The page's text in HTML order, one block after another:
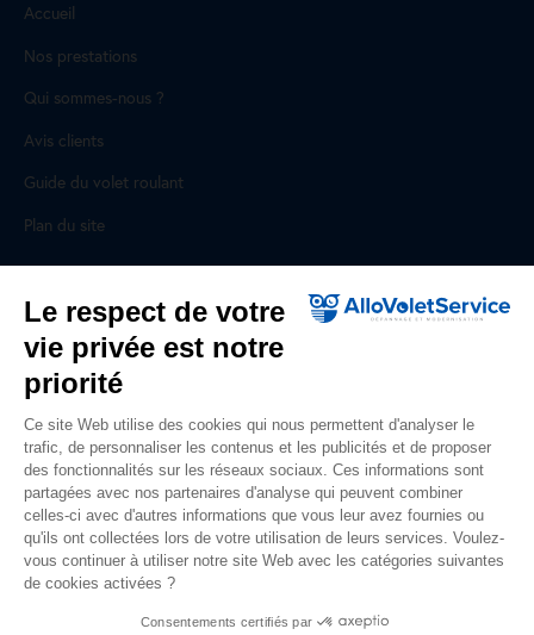
Accueil
Nos prestations
Qui sommes-nous ?
Avis clients
Guide du volet roulant
Plan du site
Pour les professionnels
Professionnels, des prestations ad hoc
Rejoignez un réseau national, nous recrutons !
Liens utiles
Mentions légales
Données personnelles
Le respect de votre
vie privée est notre
priorité
Ce site Web utilise des cookies qui nous permettent d'analyser le
trafic, de personnaliser les contenus et les publicités et de proposer
des fonctionnalités sur les réseaux sociaux. Ces informations sont
partagées avec nos partenaires d'analyse qui peuvent combiner
celles-ci avec d'autres informations que vous leur avez fournies ou
qu'ils ont collectées lors de votre utilisation de leurs services. Voulez-
vous continuer à utiliser notre site Web avec les catégories suivantes
de cookies activées ?
Consentements certifiés par